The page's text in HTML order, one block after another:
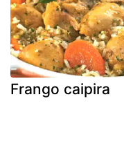
Frango caipira